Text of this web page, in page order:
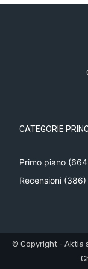
CATEGORIE
Primo piano
Recensioni (386)
© Copyright - Aktia